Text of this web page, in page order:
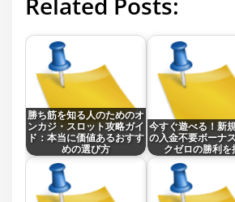
勝ち筋を知る人のためのオ
ンカジ・スロット攻略ガイ
ド：本当に価値あるおすす
めの選び方
今すぐ遊べる！新
の入金不要ボーナ
クゼロの勝利を